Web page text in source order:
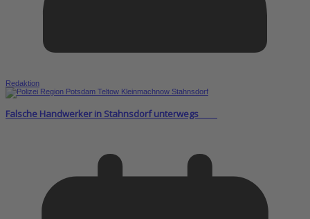
Redaktion
Falsche Handwerker in Stahnsdorf unterwegs